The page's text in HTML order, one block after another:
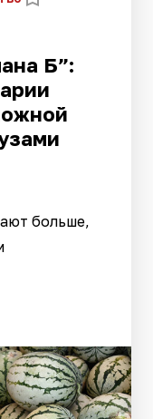
Б”:
больше,